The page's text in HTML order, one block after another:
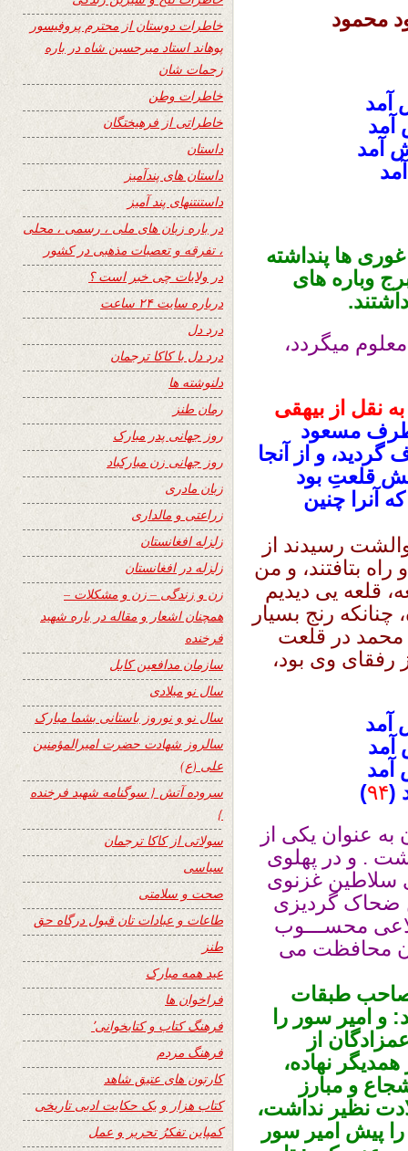
محمود
آمد
آمد
آمد
ها پنداشته
وباره های
میگردد،
نقل از بیهقی
طرف مسعود
و از آنجا
قلعتِ بود
آنرا چنین
رسیدند از
بتافتند، و من
قلعه یی دیدیم
رنج بسیار
محمد در قلعت
وى بود،
آمد
آمد
آمد
(۹۴)
عنوان یکی از
. و در پهلوی
سلاطین غزنوی
ضحاک گردیزی
محســـوب
محافظت می
صاحب طبقات
امير سور را
از
نهاده،
و مبارز
نظير نداشت،
را پيش امير سور
خاطرات دوستان از محترم پروفیسور
پوهاند استاد میرحسین شاه در باره
زحمات شان
خاطرات وطن
خاطراتی از فرهیختگان
داستان
داستان های پندآمیز
داستنتنهای پند آمیز
در باره زبان های ملی ، رسمی ، محلی
، تفرقه و تعصبات مذهبی در کشور
در ولایات چی خبر است ؟
درباره سایت ۲۴ ساعت
درد دل
درد دل با کاکا ترجمان
دلنوشته ها
رمان طنز
روز جهانی پدر مبارک
روز جهانی زن مبارکباد
زبان مادری
زراعتی و مالداری
زلزله افغانستان
زلزله در افغانستان
زن و زندگی – زن و مشکلات –
همچنان اشعار و مقاله در باره شهید
فرخنده
سازمان مدافعین کابل
سال نو میلادی
سال نو و نوروز باستانی بشما مبارک
سالروز شهادت حضرت امیرالمؤمنین
علی (ع)
سروده آتش { سوگنامه شهید فرخنده
}
سولاتی از کاکا ترجمان
سیاسی
صحت و سلامتی
طاعات و عبادات تان قبول درگاه حق
طنز
عید همه مبارک
فراخوان ها
فرهنگ کتاب و کتابخوانی٬
فرهنگ مردم
کارتون های عتیق شاهد
کتاب هزار و یک حکایت ادبی تاریخی
کمپاین تفکرُ تحریر و عمل